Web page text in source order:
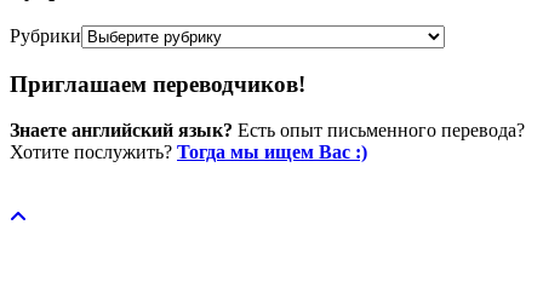
Рубрики
Приглашаем переводчиков!
Знаете английский язык? Есть опыт письменного перевода?
Хотите послужить? Тогда мы ищем Вас :)